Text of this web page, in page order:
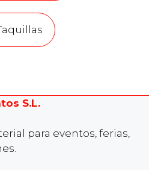
S.L.
para eventos, ferias,